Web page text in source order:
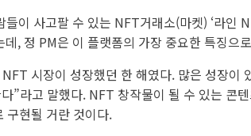
이 사고팔 수 있는 NFT거래소(마켓) ‘라인
, 정 PM은 이 플랫폼의 가장 중요한 특징으
시장이 성장했던 한 해였다. 많은 성장이
”라고 말했다. NFT 창작물이 될 수 있는 콘
구현될 거란 것이다.